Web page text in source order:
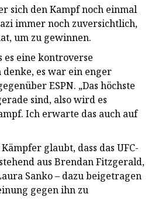
sich den Kampf noch einmal
immer noch zuversichtlich,
um zu gewinnen.
es eine kontroverse
es war ein enger
ESPN. „Das höchste
sind, also wird es
Ich erwarte das auch auf
glaubt, dass das UFC-
aus Brendan Fitzgerald,
Sanko – dazu beigetragen
gegen ihn zu